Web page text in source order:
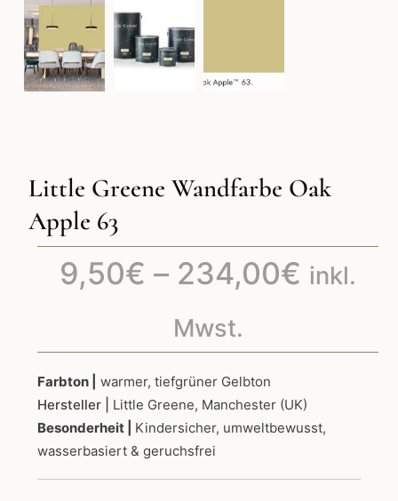
Little Greene Wandfarbe Oak
Apple 63
9,50€ – 234,00€ inkl.
Mwst.
Farbton |
warmer, tiefgrüner Gelbton
Hersteller | Little Greene, Manchester (UK)
Besonderheit | Kindersicher, umweltbewusst,
wasserbasiert & geruchsfrei